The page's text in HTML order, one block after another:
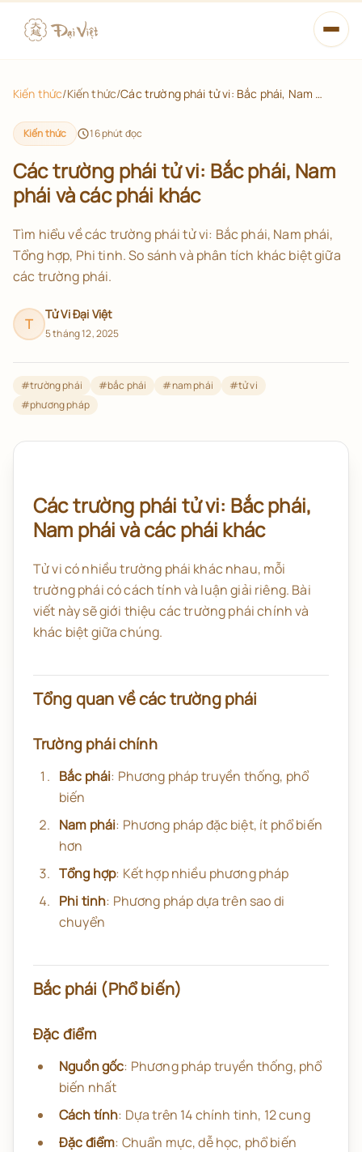
Mở
Xem tử vi
Học Tử Vi
Từ điển
Lá số đã lưu
Kiến thức/Kiến thức/ Các trường phái tử vi: Bắc phái, Nam phái và các phái khác
Kiến thức 16phút đọc
Các trường phái tử vi: Bắc phái, Nam
phái và các phái khác
Tìm hiểu về các trường phái tử vi: Bắc phái, Nam phái,
Tổng hợp, Phi tinh. So sánh và phân tích khác biệt giữa
các trường phái.
T
Tử Vi Đại Việt
5 tháng 12, 2025
#trường phái #bắc phái #nam phái #tử vi
#phương pháp
Các trường phái tử vi: Bắc phái,
Nam phái và các phái khác
Tử vi có nhiều trường phái khác nhau, mỗi
trường phái có cách tính và luận giải riêng. Bài
viết này sẽ giới thiệu các trường phái chính và
khác biệt giữa chúng.
Tổng quan về các trường phái
Trường phái chính
Bắc phái: Phương pháp truyền thống, phổ
biến
Nam phái: Phương pháp đặc biệt, ít phổ biến
hơn
Tổng hợp: Kết hợp nhiều phương pháp
Phi tinh: Phương pháp dựa trên sao di
chuyển
Bắc phái (Phổ biến)
Đặc điểm
Nguồn gốc: Phương pháp truyền thống, phổ
biến nhất
Cách tính: Dựa trên 14 chính tinh, 12 cung
Đặc điểm: Chuẩn mực, dễ học, phổ biến